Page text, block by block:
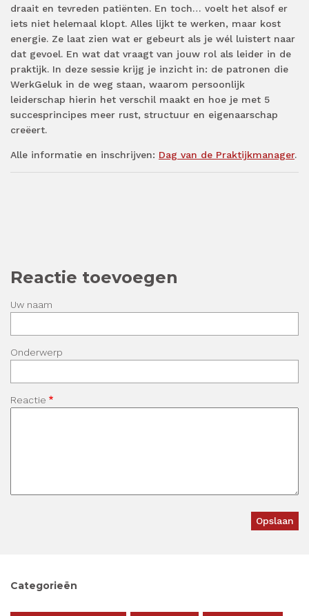
draait en tevreden patiënten. En toch… voelt het alsof er
iets niet helemaal klopt. Alles lijkt te werken, maar kost
energie. Ze laat zien wat er gebeurt als je wél luistert naar
dat gevoel. En wat dat vraagt van jouw rol als leider in de
praktijk. In deze sessie krijg je inzicht in: de patronen die
WerkGeluk in de weg staan, waarom persoonlijk
leiderschap hierin het verschil maakt en hoe je met 5
succesprincipes meer rust, structuur en eigenaarschap
creëert.
Alle informatie en inschrijven: Dag van de Praktijkmanager.
Reactie toevoegen
Uw naam
Onderwerp
Reactie
Categorieën